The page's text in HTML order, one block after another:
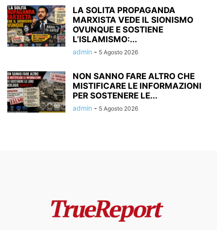
LA SOLITA PROPAGANDA
MARXISTA VEDE IL SIONISMO
OVUNQUE E SOSTIENE
L’ISLAMISMO:...
admin - 5 Agosto 2026
NON SANNO FARE ALTRO CHE
MISTIFICARE LE INFORMAZIONI
PER SOSTENERE LE...
admin - 5 Agosto 2026